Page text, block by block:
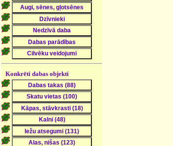
Konkrēti dabas objekti